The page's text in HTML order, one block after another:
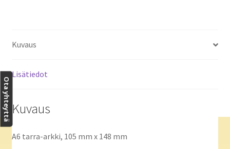
Kuvaus
Lisätiedot
Kuvaus
A6 tarra-arkki, 105 mm x 148 mm
Ota yhteyttä